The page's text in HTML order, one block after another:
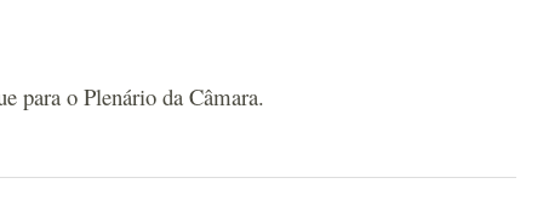
para o Plenário da Câmara.